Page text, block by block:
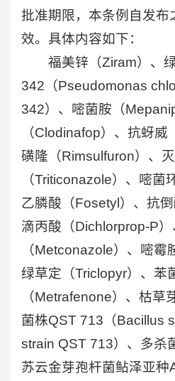
批准期限，本条例自发布
效。具体内容如下：
福美锌（Ziram）、绿
342（Pseudomonas
342）、嘧菌胺（
（Clodinafop）、抗蚜
磺隆（Rimsulfuron）、
（Triticonazole）、嘧菌
乙膦酸（Fosetyl）、抗
滴丙酸（Dichlorprop-P
（Metconazole）、嘧霉
绿草定（Triclopyr）、苯
（Metrafenone）、枯草
菌株QST 713（Bacillus
strain QST 713）、多杀
苏云金芽孢杆菌鲇泽亚